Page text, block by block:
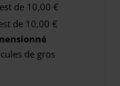
de 10,00 €
de 10,00 €
de gros